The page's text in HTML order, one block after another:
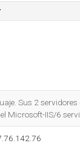
Sus 2
Microsoft-IIS/6